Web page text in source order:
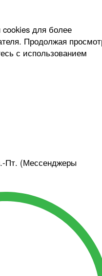
для более
Продолжая
с использованием
Пт. (Мессенджеры